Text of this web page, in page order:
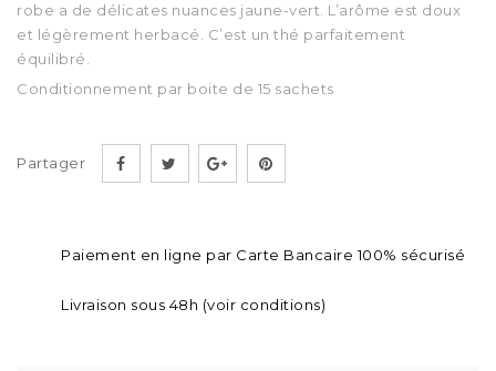
robe a de délicates nuances jaune-vert. L’arôme est doux
et légèrement herbacé. C’est un thé parfaitement
équilibré.
Conditionnement par boite de 15 sachets
Partager
Paiement en ligne par Carte Bancaire 100% sécurisé
Livraison sous 48h (voir conditions)